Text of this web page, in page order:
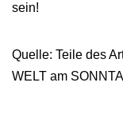
sein!
Quelle: Teile des
WELT am